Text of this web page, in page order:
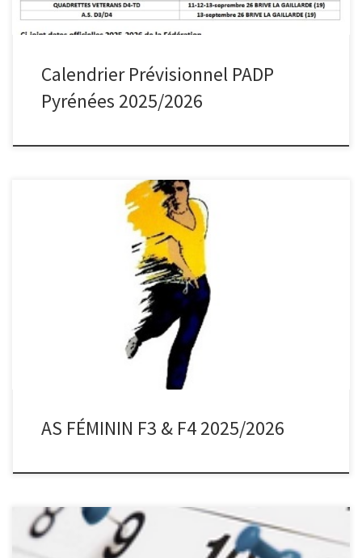
Calendrier Prévisionnel PADP
Pyrénées 2025/2026
AS FÉMININ F3 & F4 2025/2026